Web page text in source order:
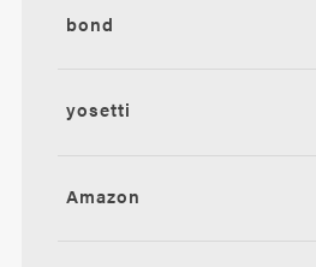
bond
yosetti
Amazon